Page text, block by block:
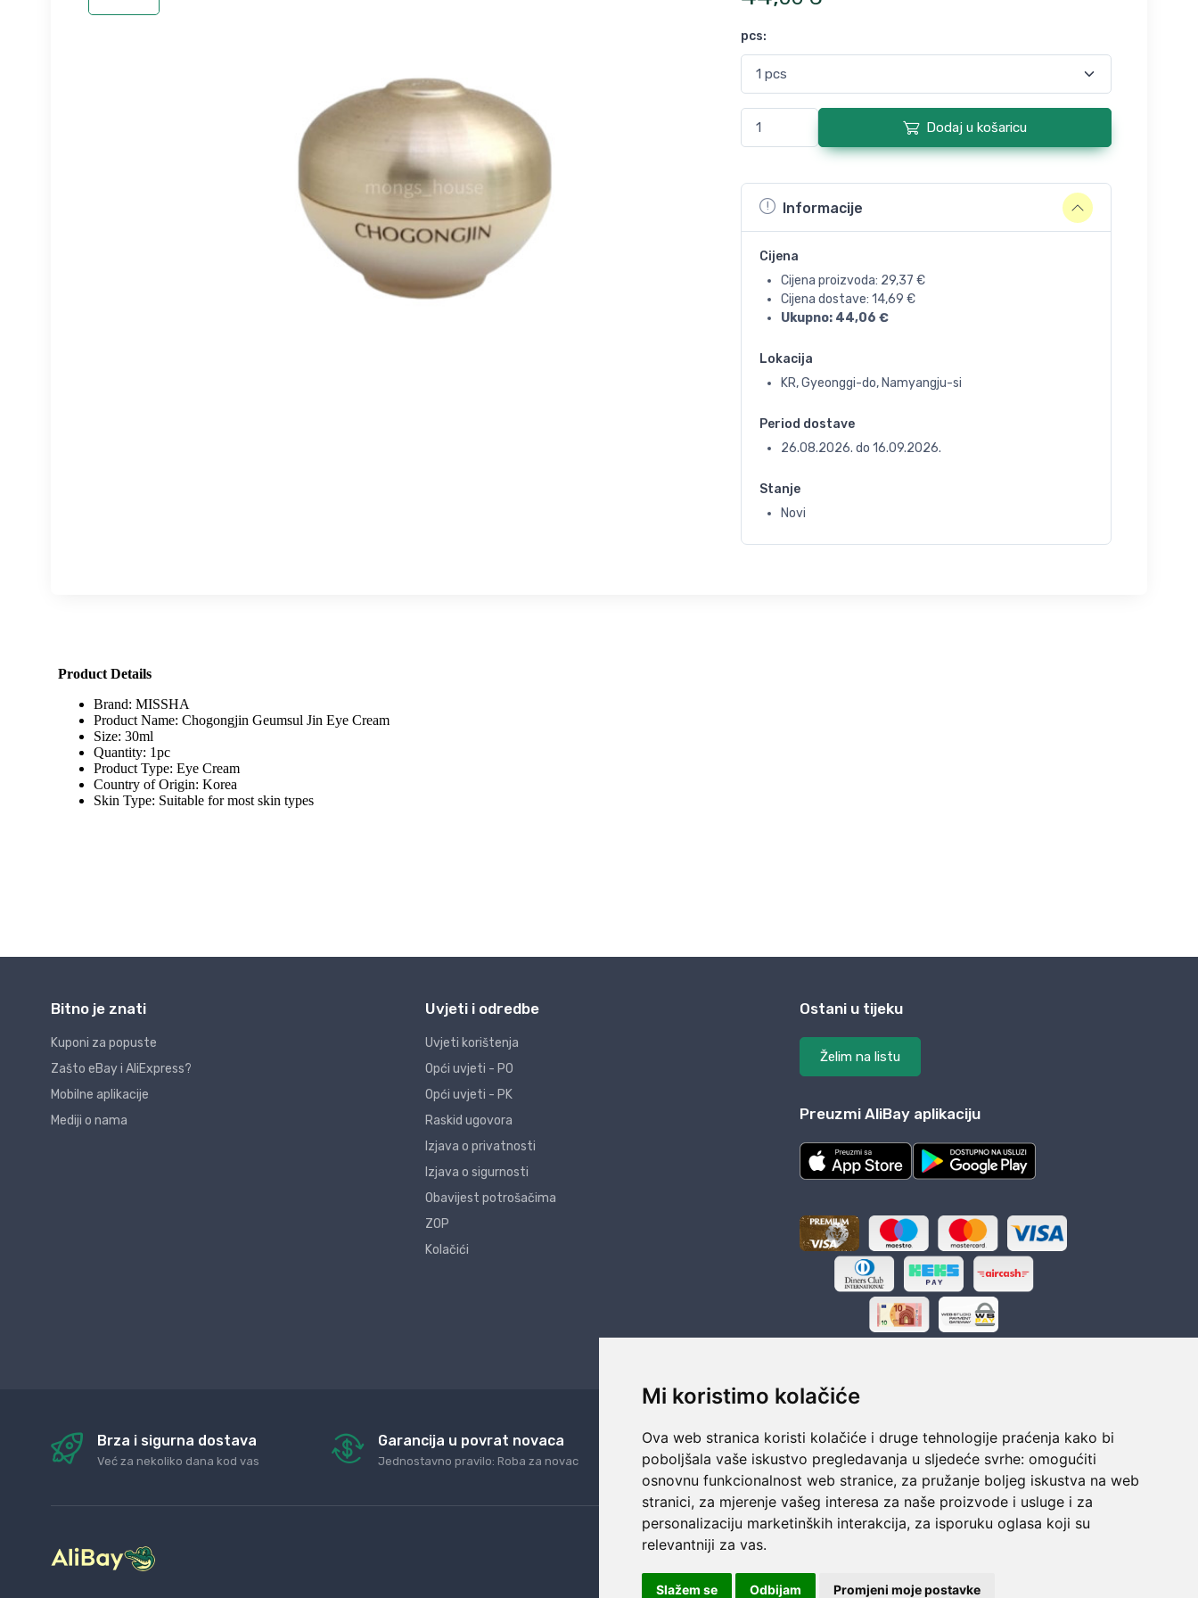
Mi koristimo kolačiće
Ova web stranica koristi kolačiće i druge tehnologije praćenja kako bi
poboljšala vaše iskustvo pregledavanja u sljedeće svrhe: omogućiti
osnovnu funkcionalnost web stranice, za pružanje boljeg iskustva na web
stranici, za mjerenje vašeg interesa za naše proizvode i usluge i za
personalizaciju marketinških interakcija, za isporuku oglasa koji su
relevantniji za vas.
Slažem se Odbijam Promjeni moje postavke
pcs:
Dodaj u košaricu
Informacije
Cijena
Cijena proizvoda: 29,37 €
Cijena dostave: 14,69 €
Ukupno: 44,06 €
Lokacija
KR, Gyeonggi-do, Namyangju-si
Period dostave
26.08.2026. do 16.09.2026.
Stanje
Novi
Bitno je znati
Kuponi za popuste
Zašto eBay i AliExpress?
Mobilne aplikacije
Mediji o nama
Uvjeti i odredbe
Uvjeti korištenja
Opći uvjeti - PO
Opći uvjeti - PK
Raskid ugovora
Izjava o privatnosti
Izjava o sigurnosti
Obavijest potrošačima
ZOP
Kolačići
Ostani u tijeku
Želim na listu
Preuzmi AliBay aplikaciju
Brza i sigurna dostava
Već za nekoliko dana kod vas
Garancija u povrat novaca
Jednostavno pravilo: Roba za novac
24/7 odlična podrška
Naši agenti uvijek na raspolaganju
Sigurno obročno plaćanje
Do 24 rata bez kamata